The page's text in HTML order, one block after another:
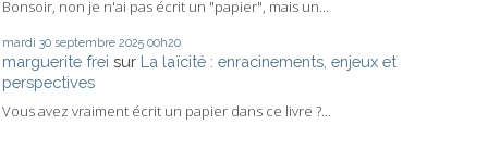
Bonsoir, non je n'ai pas écrit un "papier", mais un...
mardi 30 septembre 2025 00h20
marguerite frei sur La laïcité : enracinements, enjeux et
perspectives
Vous avez vraiment écrit un papier dans ce livre ?...